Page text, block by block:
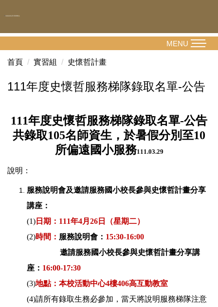
到
容
MENU
首頁 實習組 史懷哲計畫
111年度史懷哲服務梯隊錄取名單-公告
111年度史懷哲服務梯隊錄取名單-公告
共錄取105名師資生，於暑假分別至10
所偏遠國小服務111.03.29
說明：
服務說明會及邀請服務國小校長參與史懷哲計畫分享
講座：
(1) 日期： 111年4月 26 日（星期二）
(2)時間： 服務說明會： 15:30-16:00
邀請服務國小校長參與史懷哲計畫分享講
座： 16:00-17:30
(3)地點：本校活動中心4樓406高互動教室
(4)請所有錄取生務必參加，當天將說明服務梯隊注意